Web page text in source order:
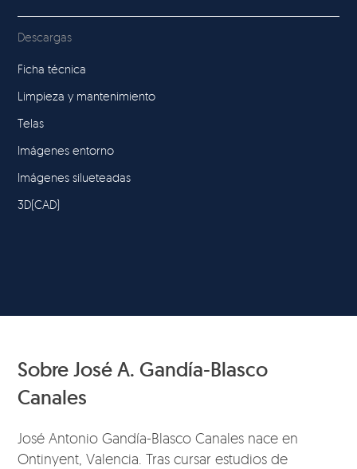
Descargas
Ficha técnica
Limpieza y mantenimiento
Telas
Imágenes entorno
Imágenes silueteadas
3D(CAD)
Sobre José A. Gandía-Blasco
Canales
José Antonio Gandía-Blasco Canales nace en
Ontinyent, Valencia. Tras cursar estudios de